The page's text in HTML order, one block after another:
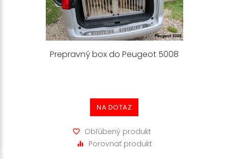
Prepravný box do Peugeot 5008
NA DOTAZ
Obľúbený produkt
Porovnať produkt